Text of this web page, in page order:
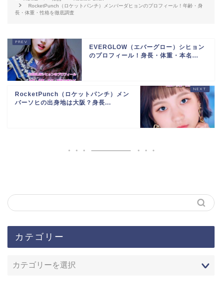
RocketPunch（ロケットパンチ）メンバーダヒョンのプロフィール！年齢・身
長・体重・性格を徹底調査
EVERGLOW（エバーグロー）シヒョン
のプロフィール！身長・体重・本名...
RocketPunch（ロケットパンチ）メン
バーソヒの出身地は大阪？身長...
カテゴリー